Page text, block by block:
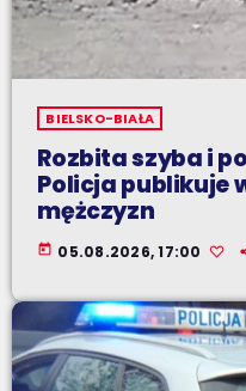
BIELSKO-BIAŁA
Rozbita szyba i
Policja publikuje
mężczyzn
today 05.08.2026, 17:00